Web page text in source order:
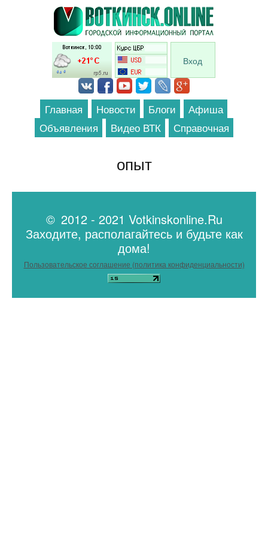
Перейти к основному содержанию
Вход
Главная Новости Блоги
Афиша
Объявления
Видео ВТК Справочная
опыт
© 2012 - 2021 Votkinskonline.Ru
Заходите, располагайтесь и будьте как
дома!
Пользовательское соглашение (политика конфиденциальности)